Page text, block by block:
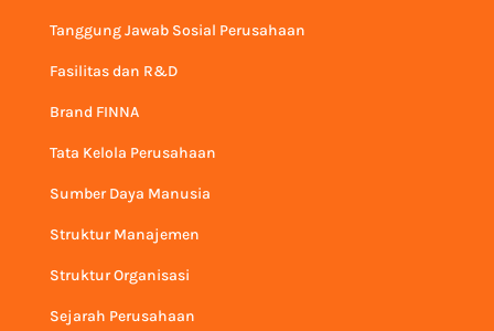
Tanggung Jawab Sosial Perusahaan
Fasilitas dan R&D
Brand FINNA
Tata Kelola Perusahaan
Sumber Daya Manusia
Struktur Manajemen
Struktur Organisasi
Sejarah Perusahaan